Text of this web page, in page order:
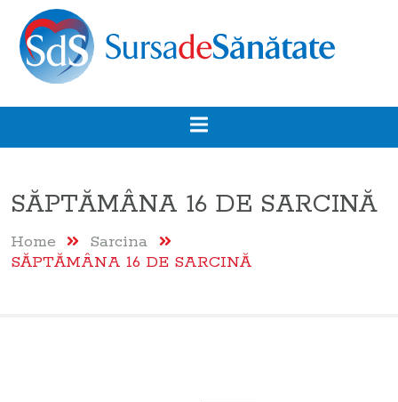
SĂPTĂMÂNA 16 DE SARCINĂ
Home
Sarcina
SĂPTĂMÂNA 16 DE SARCINĂ